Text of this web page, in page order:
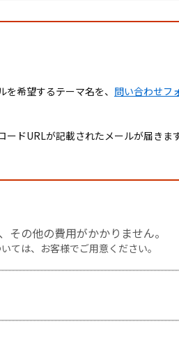
希望するテーマ名を、 問い合わせフ
ドURLが記載されたメールが届きます
その他の費用がかかりません。
ては、お客様でご用意ください。